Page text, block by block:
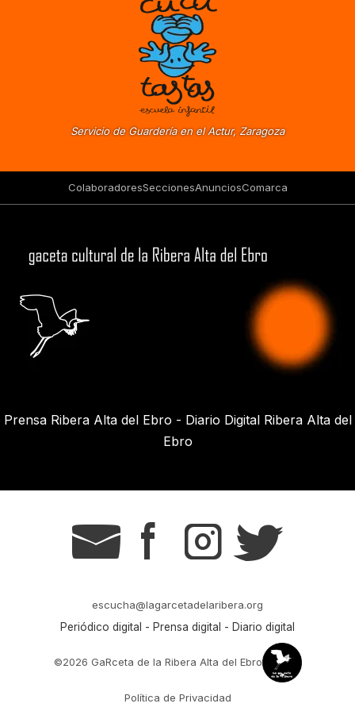
Servicio de Guardería en el Actur, Zaragoza
ColaboradoresSeccionesAnunciosComarca
Prensa Ribera Alta del Ebro - Diario Digital Ribera Alta del
Ebro
g s t r
escucha@lagarcetadelaribera.org
Periódico digital - Prensa digital - Diario digital
©2026 GaRceta de la Ribera Alta del Ebro
Política de Privacidad